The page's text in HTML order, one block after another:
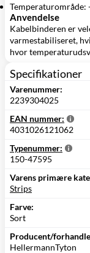
Temperaturområde:
Anvendelse
Kabelbinderen er
varmestabiliseret,
hvor
Specifikationer
Varenummer:
2239304025
EAN nummer:
4031026121062
Typenummer:
150-47595
Varens primære
Strips
Farve:
Sort
Producent/
HellermannTyton